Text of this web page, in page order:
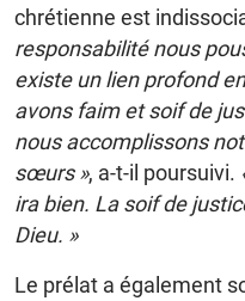
chrétienne est
responsabilité nous
existe un lien profond
avons faim et soif de
nous accomplissons
sœurs », a-t-il poursuivi.
ira bien. La soif de
Dieu. »
Le prélat a également